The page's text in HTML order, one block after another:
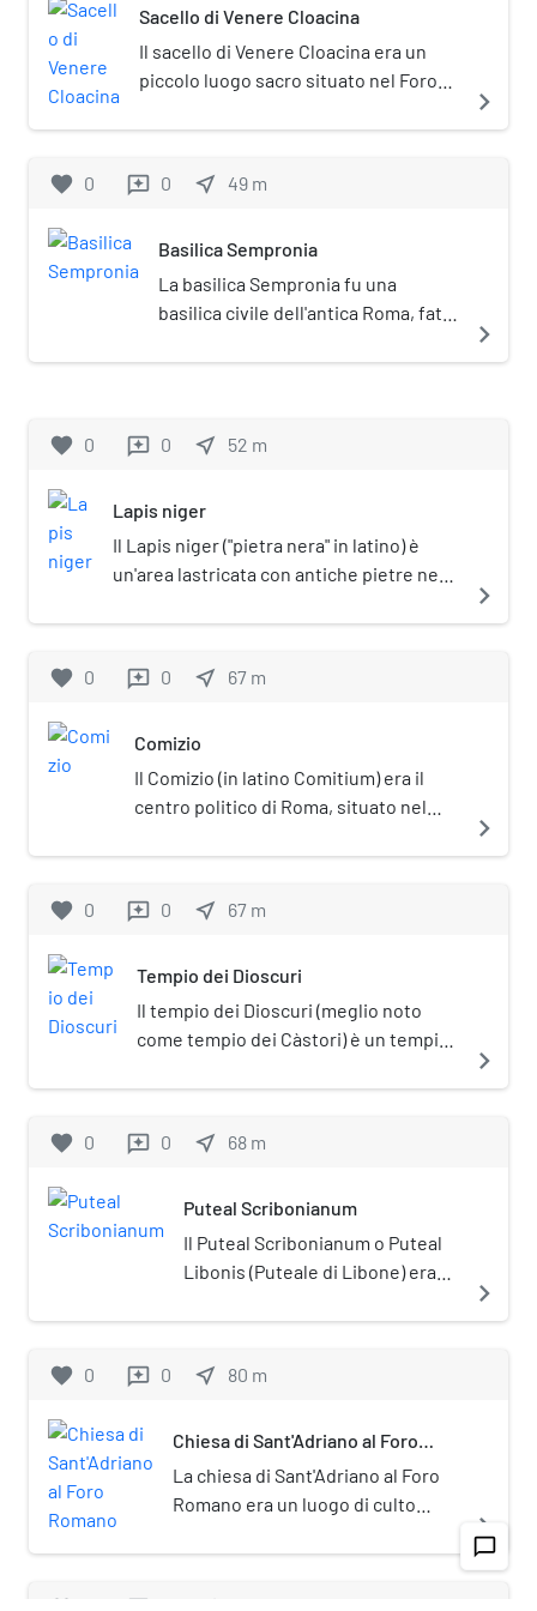
Sacello di Venere Cloacina
Il sacello di Venere Cloacina era un
piccolo luogo sacro situato nel Foro
basamento circolare in marmo a ovest
costruzione era dedicata alla dea
identificata con Venere.
navigate_next
favorite 0 reviews 0 near_me 49 m
Basilica Sempronia
La basilica Sempronia fu una
basilica civile dell'antica Roma, fatta
censore Tiberio Sempronio Gracco
navigate_next
favorite 0 reviews 0 near_me 52 m
Lapis niger
Il Lapis niger ("pietra nera" in latino) è
un'area lastricata con antiche pietre nere
trovano i resti di un'antica area sacra, nel
navigate_next
favorite 0 reviews 0 near_me 67 m
Comizio
Il Comizio (in latino Comitium) era il
centro politico di Roma, situato nel
antiche assemblee dei cittadini (comizi
resti, dopo le trasformazioni dell'epoca
sparire. Anticamente occupava
l'angolo nord-orientale del Foro, tra la
basilica Emilia, l'Arco di Settimio
quest'ultimo ne invase gran parte della
nuova Curia Iulia.
navigate_next
favorite 0 reviews 0 near_me 67 m
Tempio dei Dioscuri
Il tempio dei Dioscuri (meglio noto
come tempio dei Càstori) è un tempio
navigate_next
favorite 0 reviews 0 near_me 68 m
Puteal Scribonianum
Il Puteal Scribonianum o Puteal
Libonis (Puteale di Libone) era
Un puteale è una vera da pozzo
quadrata, situata sopra un pozzo,
cadano dentro.
navigate_next
favorite 0 reviews 0 near_me 80 m
Chiesa di Sant'Adriano al Foro
La chiesa di Sant'Adriano al Foro
Romano era un luogo di culto
Campitelli, all'interno del Foro
navigate_next
chat_bubble_outline